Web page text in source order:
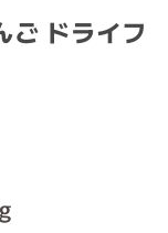
ドライフ